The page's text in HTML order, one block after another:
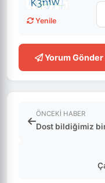
Yenile
Yorum Gönder
ÖNCEKI HABER
Dost bildiğimiz